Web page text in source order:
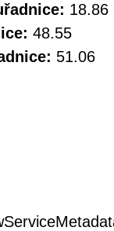
18.86
48.55
51.06